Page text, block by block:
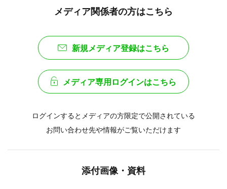
メディア関係者の方はこちら
新規メディア登録はこちら
メディア専用ログインはこちら
ログインするとメディアの方限定で公開されている
お問い合わせ先や情報がご覧いただけます
添付画像・資料